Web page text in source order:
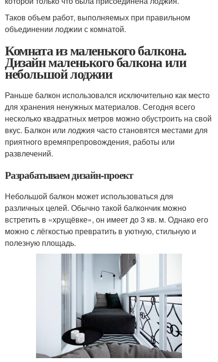
Таков объем работ, выполняемых при правильном
объединении лоджии с комнатой.
Комната из маленького балкона.
Дизайн маленького балкона или
небольшой лоджии
Раньше балкон использовался исключительно как место
для хранения ненужных материалов. Сегодня всего
несколько квадратных метров можно обустроить на свой
вкус. Балкон или лоджия часто становятся местами для
приятного времяпрепровождения, работы или
развлечений.
Разрабатываем дизайн-проект
Небольшой балкон может использоваться для
различных целей. Обычно такой балкончик можно
встретить в «хрущёвке», он имеет до 3 кв. м. Однако его
можно с лёгкостью превратить в уютную, стильную и
полезную площадь.